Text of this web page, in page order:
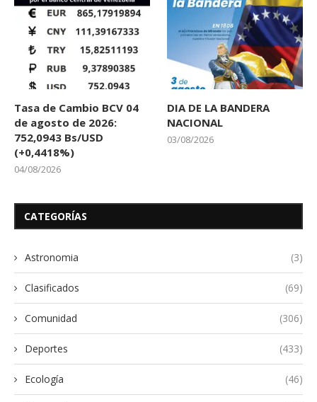
Tasa de Cambio BCV 04
de agosto de 2026:
752,0943 Bs/USD
(+0,4418%)
04/08/2026
DIA DE LA BANDERA
NACIONAL
03/08/2026
CATEGORÍAS
Astronomia (3)
Clasificados (69)
Comunidad (306)
Deportes (433)
Ecología (46)